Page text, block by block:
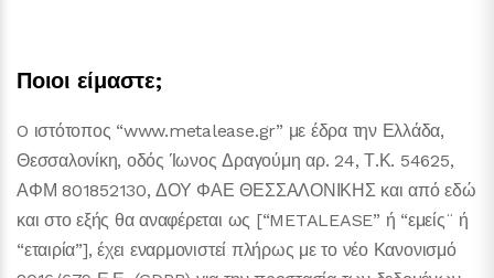
Ποιοι είμαστε;
O ιστότοπος “www.metalease.gr” με έδρα την Ελλάδα,
Θεσσαλονίκη, οδός Ίωνος Δραγούμη αρ. 24, Τ.Κ. 54625,
ΑΦΜ 801852130, ΔΟΥ ΦΑΕ ΘΕΣΣΑΛΟΝΙΚΗΣ και από εδώ
και στο εξής θα αναφέρεται ως [“METALEASE” ή “εμείς¨ ή
“εταιρία”], έχει εναρμονιστεί πλήρως με το νέο Κανονισμό